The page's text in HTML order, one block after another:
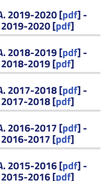
2019-2020 [pdf] -
2020 [pdf]
2018-2019 [pdf] -
2019 [pdf]
2017-2018 [pdf] -
2018 [pdf]
2016-2017 [pdf] -
2017 [pdf]
2015-2016 [pdf] -
2016 [pdf]